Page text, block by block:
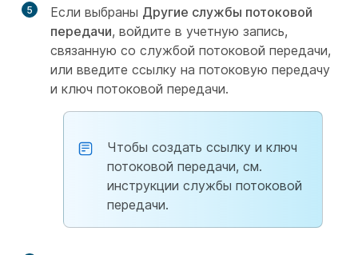
5 Если выбраны Другие службы потоковой
передачи, войдите в учетную запись,
связанную со службой потоковой передачи,
или введите ссылку на потоковую передачу
и ключ потоковой передачи.
Чтобы создать ссылку и ключ
потоковой передачи, см.
инструкции службы потоковой
передачи.